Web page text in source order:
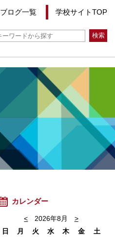
ブログ一覧 学校サイトTOP
カレンダー
< 2026年8月
>
日
月 火 水 木 金
土